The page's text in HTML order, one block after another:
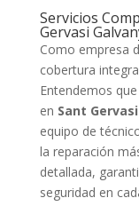
Servicios
Gervasi
Como empresa
cobertura
Entendemos
en Sant
equipo de
la reparación
detallada,
seguridad en